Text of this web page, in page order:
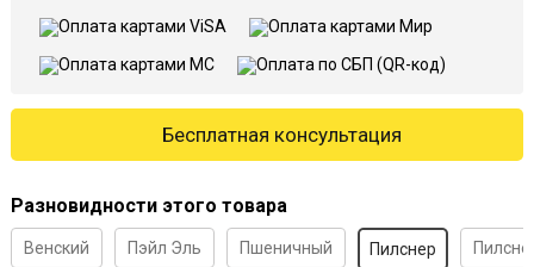
Бесплатная консультация
Разновидности этого товара
Венский Пэйл Эль Пшеничный Пилснер